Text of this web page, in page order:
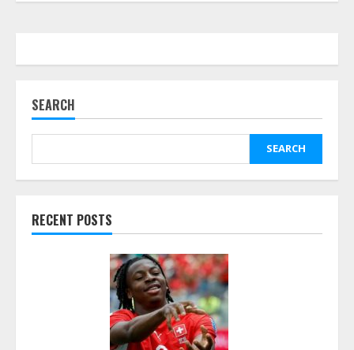
SEARCH
SEARCH
RECENT POSTS